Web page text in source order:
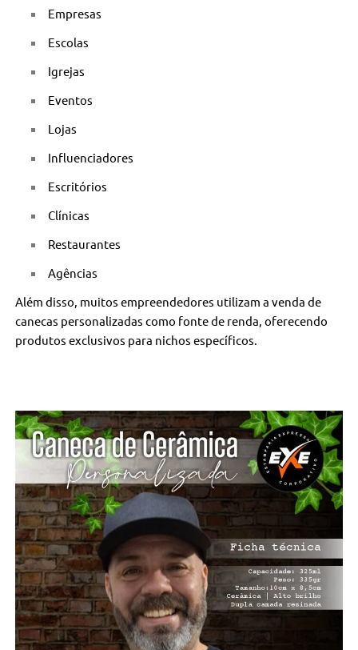
Empresas
Escolas
Igrejas
Eventos
Lojas
Influenciadores
Escritórios
Clínicas
Restaurantes
Agências
Além disso, muitos empreendedores utilizam a venda de
canecas personalizadas como fonte de renda, oferecendo
produtos exclusivos para nichos específicos.